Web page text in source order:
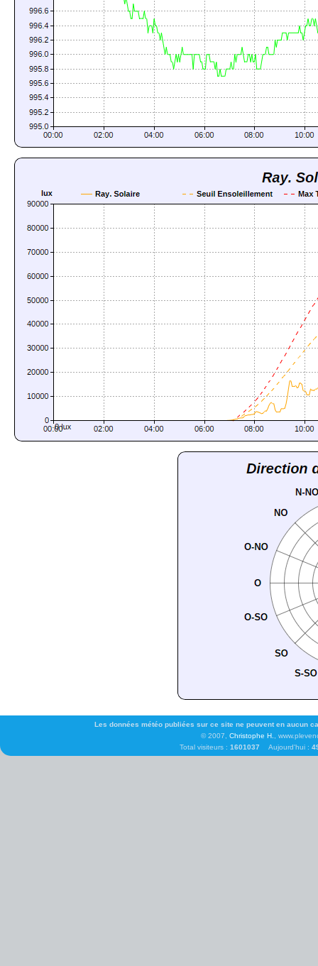
Les données météo publiées sur ce site ne peuvent en aucun
© 2007,Christophe H.,
Total visiteurs : 1601037 Aujourd'hui :